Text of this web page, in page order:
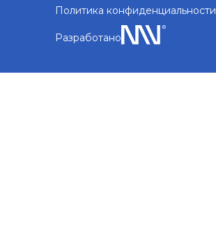
Политика конфиденциальности
Разработано